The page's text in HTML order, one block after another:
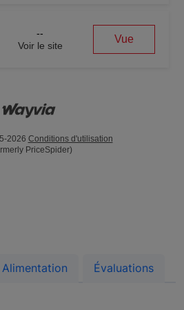
--
Voir le site
Vue
2026 Conditions d'utilisation
PriceSpider)
Alimentation Évaluations